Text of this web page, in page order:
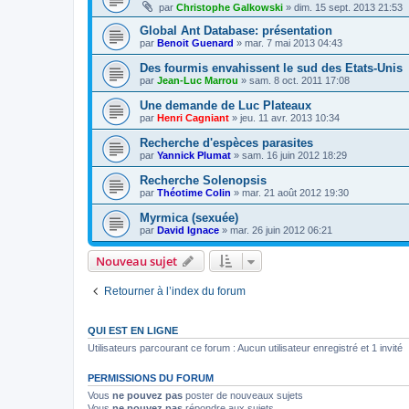
par Christophe Galkowski » dim. 15 sept. 2013 21:53
Global Ant Database: présentation
par Benoit Guenard » mar. 7 mai 2013 04:43
Des fourmis envahissent le sud des Etats-Unis
par Jean-Luc Marrou » sam. 8 oct. 2011 17:08
Une demande de Luc Plateaux
par Henri Cagniant » jeu. 11 avr. 2013 10:34
Recherche d'espèces parasites
par Yannick Plumat » sam. 16 juin 2012 18:29
Recherche Solenopsis
par Théotime Colin » mar. 21 août 2012 19:30
Myrmica (sexuée)
par David Ignace » mar. 26 juin 2012 06:21
Nouveau sujet
Retourner à l’index du forum
QUI EST EN LIGNE
Utilisateurs parcourant ce forum : Aucun utilisateur enregistré et 1 invité
PERMISSIONS DU FORUM
Vous ne pouvez pas poster de nouveaux sujets